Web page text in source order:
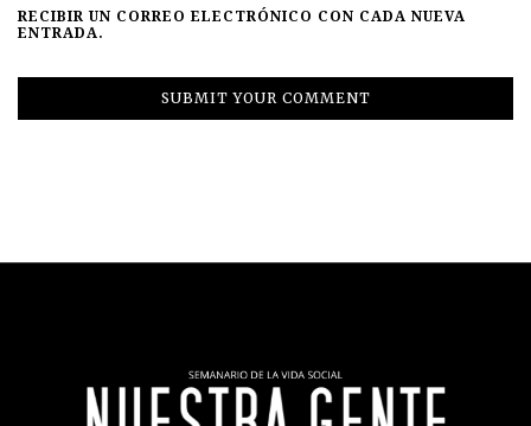
RECIBIR UN CORREO ELECTRÓNICO CON CADA NUEVA
ENTRADA.